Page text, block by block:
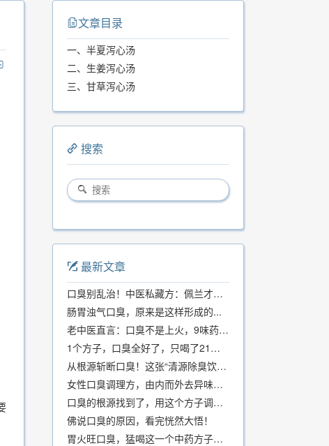
文章目录
一、半夏泻心汤
二、生姜泻心汤
三、甘草泻心汤
搜索
最新文章
口臭别乱治！中医私藏方：佩兰才是口气克星，喝一周就清爽
肠胃浊气口臭，原来是这样形成的...
老中医直言：口臭不是上火，9味药食同源方，21天根除不反复
1个方子，口臭全好了，只喝了21天！
从根源斩断口臭！这张“清源除臭饮”方子，我用了几十年，效果真不错
女性口臭调理方，由内而外去异味，女性体质专用！
口臭的根源找到了，用这个方子调理，21天口吐芬芳！
佛说口臭的原因，看完恍然大悟！
胃火旺口臭，猛喝这一个中药方子就好了！